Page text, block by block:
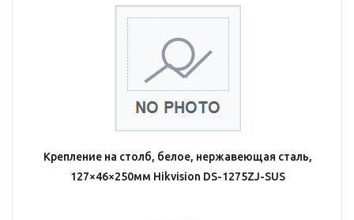
Крепление на столб, белое, нержавеющая сталь,
127×46×250мм Hikvision DS-1275ZJ-SUS